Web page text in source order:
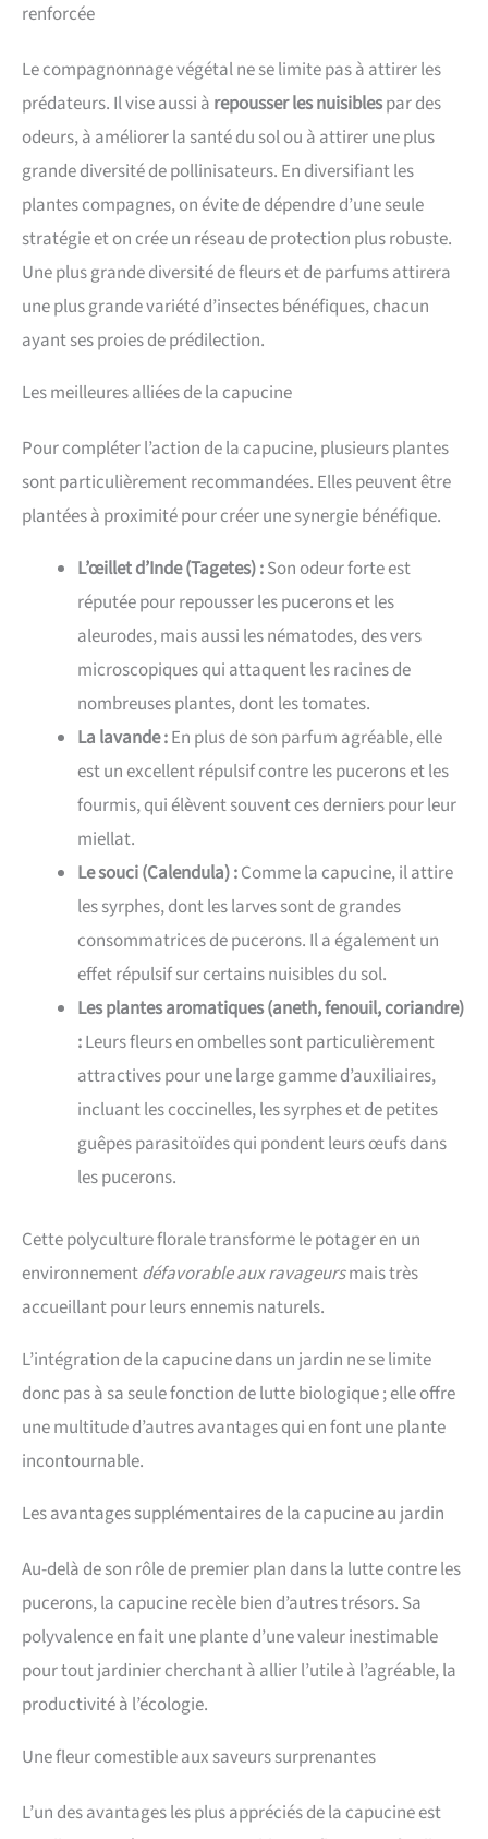
renforcée
Le compagnonnage végétal ne se limite pas à attirer les
prédateurs. Il vise aussi à repousser les nuisiblespar des
odeurs, à améliorer la santé du sol ou à attirer une plus
grande diversité de pollinisateurs. En diversifiant les
plantes compagnes, on évite de dépendre d’une seule
stratégie et on crée un réseau de protection plus robuste.
Une plus grande diversité de fleurs et de parfums attirera
une plus grande variété d’insectes bénéfiques, chacun
ayant ses proies de prédilection.
Les meilleures alliées de la capucine
Pour compléter l’action de la capucine, plusieurs plantes
sont particulièrement recommandées. Elles peuvent être
plantées à proximité pour créer une synergie bénéfique.
L’œillet d’Inde (Tagetes) :Son odeur forte est
réputée pour repousser les pucerons et les
aleurodes, mais aussi les nématodes, des vers
microscopiques qui attaquent les racines de
nombreuses plantes, dont les tomates.
La lavande :En plus de son parfum agréable, elle
est un excellent répulsif contre les pucerons et les
fourmis, qui élèvent souvent ces derniers pour leur
miellat.
Le souci (Calendula) :Comme la capucine, il attire
les syrphes, dont les larves sont de grandes
consommatrices de pucerons. Il a également un
effet répulsif sur certains nuisibles du sol.
Les plantes aromatiques (aneth, fenouil, coriandre)
:Leurs fleurs en ombelles sont particulièrement
attractives pour une large gamme d’auxiliaires,
incluant les coccinelles, les syrphes et de petites
guêpes parasitoïdes qui pondent leurs œufs dans
les pucerons.
Cette polyculture florale transforme le potager en un
environnementdéfavorable aux ravageursmais très
accueillant pour leurs ennemis naturels.
L’intégration de la capucine dans un jardin ne se limite
donc pas à sa seule fonction de lutte biologique ; elle offre
une multitude d’autres avantages qui en font une plante
incontournable.
Les avantages supplémentaires de la capucine au jardin
Au-delà de son rôle de premier plan dans la lutte contre les
pucerons, la capucine recèle bien d’autres trésors. Sa
polyvalence en fait une plante d’une valeur inestimable
pour tout jardinier cherchant à allier l’utile à l’agréable, la
productivité à l’écologie.
Une fleur comestible aux saveurs surprenantes
L’un des avantages les plus appréciés de la capucine est